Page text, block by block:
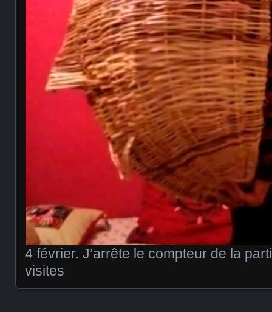
4 février. J’arrête le compteur de la
visites